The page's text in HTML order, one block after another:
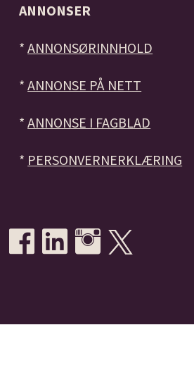
ANNONSER
*ANNONSØRINNHOLD
*ANNONSE PÅ NETT
*ANNONSE I FAGBLAD
* PERSONVERNERKLÆRING